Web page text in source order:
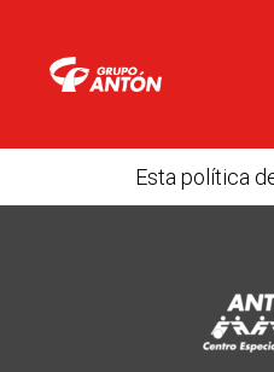
Esta política